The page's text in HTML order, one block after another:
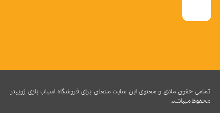
تمامی حقوق مادی و معنوی این سایت متعلق برای فروشگاه اسباب بازی ژوپیتر
محفوظ میباشد.